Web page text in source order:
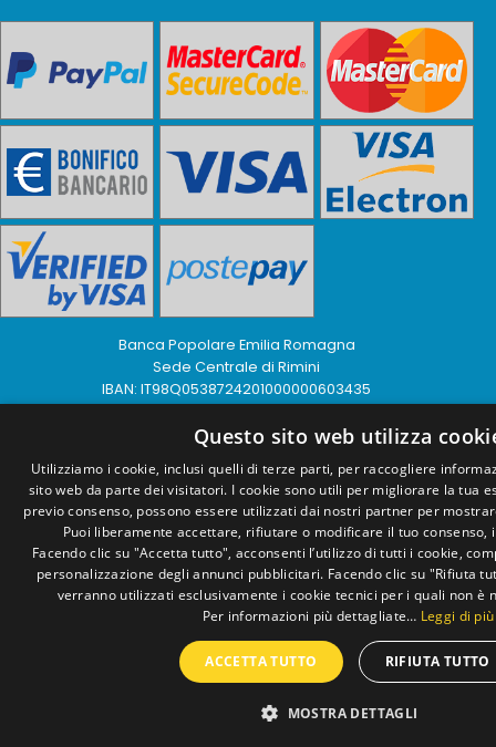
Banca Popolare Emilia Romagna
Sede Centrale di Rimini
IBAN: IT98Q0538724201000000603435
© 2026 — www.goldengames.org | P.IVA: 02041030400 |Privacy
Cookies|Accessibilità
Questo sito web utilizza
Utilizziamo i cookie, inclusi quelli di terze parti, per raccogliere
sito web da parte dei visitatori. I cookie sono utili per migliorare la tua
previo consenso, possono essere utilizzati dai nostri partner per
Puoi liberamente accettare, rifiutare o modificare il tuo consenso,
Facendo clic su "Accetta tutto", acconsenti l’utilizzo di tutti i cookie,
personalizzazione degli annunci pubblicitari. Facendo clic su "Rifiuta
verranno utilizzati esclusivamente i cookie tecnici per i quali non è
Per informazioni più dettagliate… Leggi di più
ACCETTA TUTTO RIFIUTA TUTTO
MOSTRA DETTAGLI